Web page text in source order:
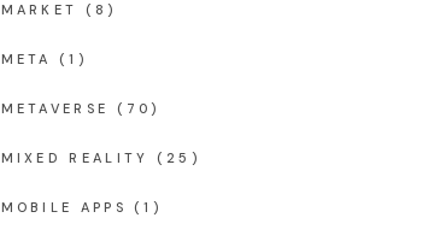
MARKET (8)
META (1)
METAVERSE (70)
MIXED REALITY (25)
MOBILE APPS (1)